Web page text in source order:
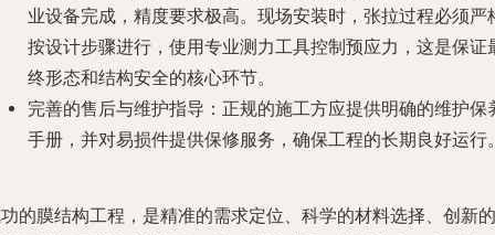
业设备完成，精度要求极高。现场安装时，张拉过程必须严
按设计步骤进行，使用专业测力工具控制预应力，这是保证
终形态和结构安全的核心环节。
完善的售后与维护指导 ：正规的施工方应提供明确的维护保
手册，并对易损件提供保修服务，确保工程的长期良好运行
的膜结构工程，是精准的需求定位、科学的材料选择、创新的